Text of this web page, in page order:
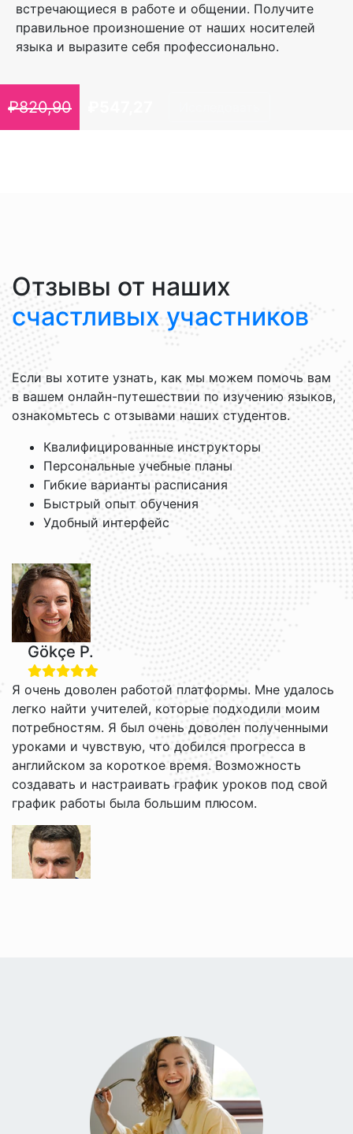
встречающиеся в работе и общении. Получите
правильное произношение от наших носителей
языка и выразите себя профессионально.
₽820,90
Отзывы от наших
счастливых участников
Если вы хотите узнать, как мы можем помочь вам
в вашем онлайн-путешествии по изучению языков,
ознакомьтесь с отзывами наших студентов.
Квалифицированные инструкторы
Персональные учебные планы
Гибкие варианты расписания
Быстрый опыт обучения
Удобный интерфейс
Gökçe P.
Я очень доволен работой платформы. Мне удалось
легко найти учителей, которые подходили моим
потребностям. Я был очень доволен полученными
уроками и чувствую, что добился прогресса в
английском за короткое время. Возможность
создавать и настраивать график уроков под свой
график работы была большим плюсом.
отмены очень полезна!
Nadira O.